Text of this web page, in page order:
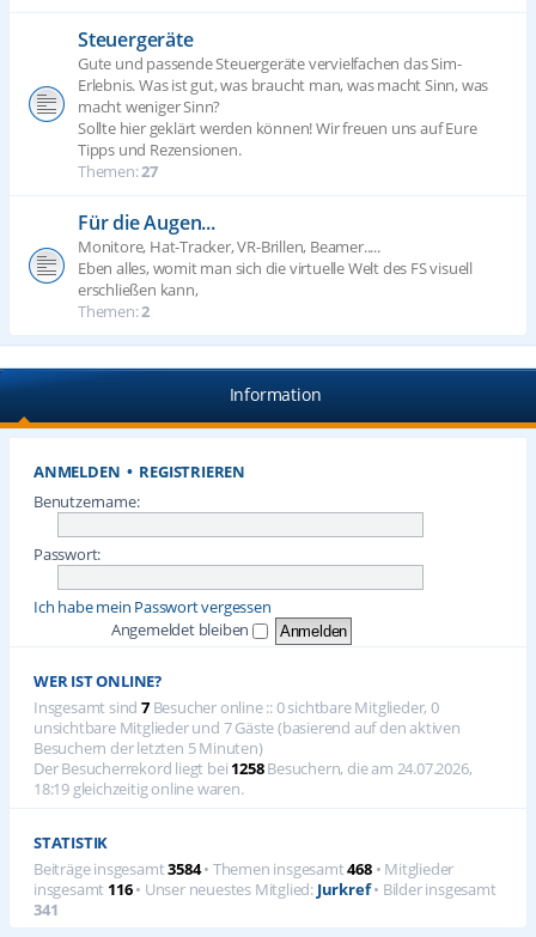
Steuergeräte
Gute und passende Steuergeräte vervielfachen das Sim-
Erlebnis. Was ist gut, was braucht man, was macht Sinn, was
macht weniger Sinn?
Sollte hier geklärt werden können! Wir freuen uns auf Eure
Tipps und Rezensionen.
Themen:27
Für die Augen...
Monitore, Hat-Tracker, VR-Brillen, Beamer.....
Eben alles, womit man sich die virtuelle Welt des FS visuell
erschließen kann,
Themen:2
Information
ANMELDEN • REGISTRIEREN
Benutzername:
Passwort:
Ich habe mein Passwort vergessen
Angemeldet bleiben
WER IST ONLINE?
Insgesamt sind 7Besucher online :: 0 sichtbare Mitglieder, 0
unsichtbare Mitglieder und 7 Gäste (basierend auf den aktiven
Besuchern der letzten 5 Minuten)
Der Besucherrekord liegt bei 1258Besuchern, die am 24.07.2026,
18:19 gleichzeitig online waren.
STATISTIK
Beiträge insgesamt3584• Themen insgesamt468• Mitglieder
insgesamt 116• Unser neuestes Mitglied: Jurkref• Bilder insgesamt
341